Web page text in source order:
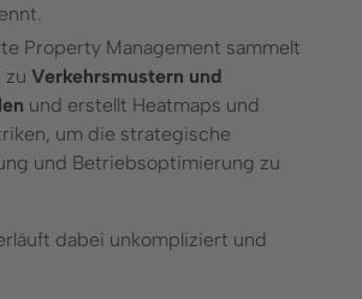
Property Management sammelt
zuVerkehrsmustern und
und erstellt Heatmaps und
um die strategische
und Betriebsoptimierung zu
dabei unkompliziert und